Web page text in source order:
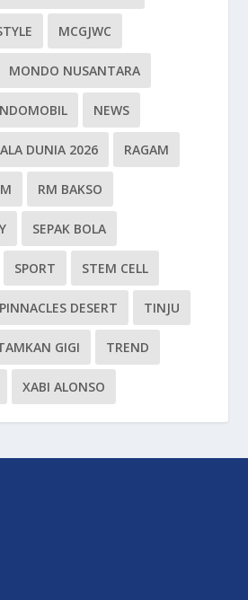
MCGJWC
MONDO NUSANTARA
NEWS
DUNIA 2026 RAGAM
RM BAKSO
SEPAK BOLA
SPORT STEM CELL
DESERT TINJU
GIGI TREND
XABI ALONSO